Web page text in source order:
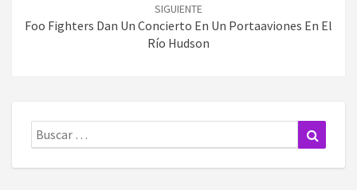
SIGUIENTE
Foo Fighters Dan Un Concierto En Un Portaaviones En El
Río Hudson
Buscar: